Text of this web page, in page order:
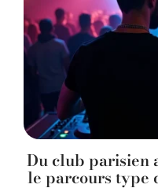
Du club parisien
le parcours type